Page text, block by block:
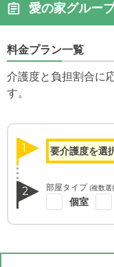
愛の家グルー
料金プラン一覧
介護度と負担割合に
す。
1
2 部屋タイプ (複数選
個室